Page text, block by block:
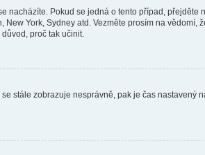
Pokud se jedná o tento případ, přejděte
York, Sydney atd. Vezměte prosím na
proč tak učinit.
stále zobrazuje nesprávně, pak je čas